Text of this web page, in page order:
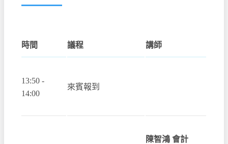
時間 議程 講師
13:50 -
14:00
來賓報到
陳智鴻 會計